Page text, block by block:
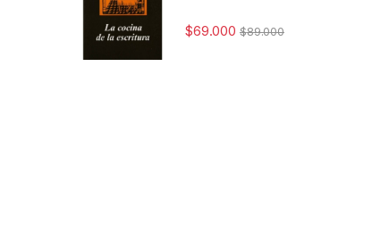
$69.000 $89.000